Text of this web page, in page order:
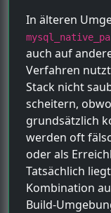
In älteren
auch auf
Verfahren
Stack nicht
scheitern,
grundsätzlich
werden oft
oder als
Tatsächlich
Kombination
Build-